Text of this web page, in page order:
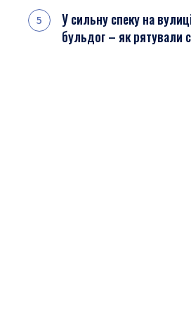
У сильну спеку на
бульдог – як рятували